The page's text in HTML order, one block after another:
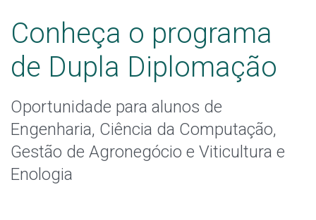
Outros Programas
Oportunidades Externas
Blog dos Intercambistas
Editais do Câmpus
Conheça o programa
de Dupla Diplomação
Oportunidade para alunos de
Engenharia, Ciência da Computação,
Gestão de Agronegócio e Viticultura e
Enologia